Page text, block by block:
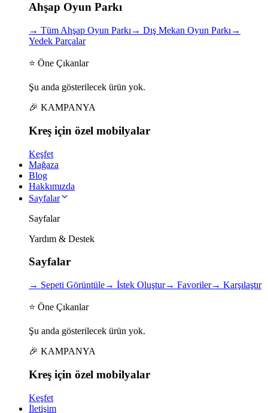
Ahşap Oyun Parkı
→ Tüm Ahşap Oyun Parkı → Dış Mekan Oyun Parkı →
Yedek Parçalar
⭐ Öne Çıkanlar
Şu anda gösterilecek ürün yok.
🎉 KAMPANYA
Kreş için özel mobilyalar
Keşfet
Mağaza
Blog
Hakkımızda
Sayfalar
Sayfalar
Yardım & Destek
Sayfalar
→ Sepeti Görüntüle→ İstek Oluştur→ Favoriler→ Karşılaştır
⭐ Öne Çıkanlar
Şu anda gösterilecek ürün yok.
🎉 KAMPANYA
Kreş için özel mobilyalar
Keşfet
İletişim